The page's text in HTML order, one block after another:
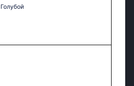
Голубой